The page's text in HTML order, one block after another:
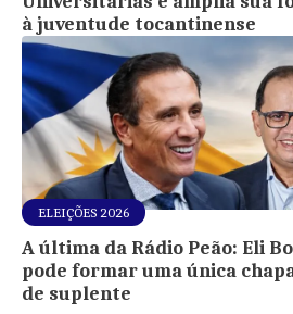
à juventude tocantinense
ELEIÇÕES 2026
A última da Rádio Peão: Eli
pode formar uma única
de suplente